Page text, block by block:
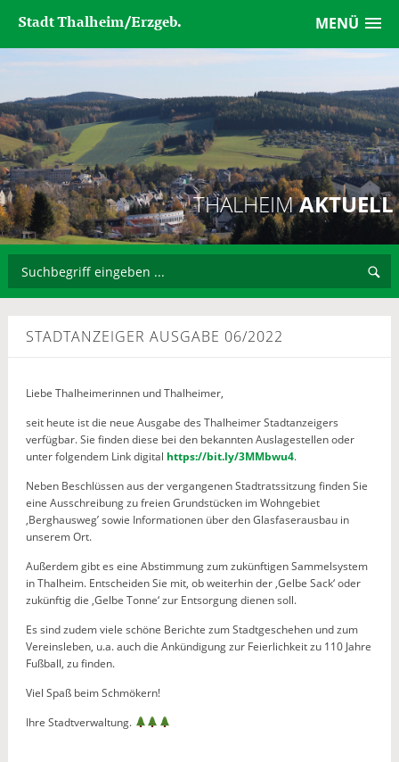
MENÜ
Stadt Thalheim/Erzgeb.
THALHEIMAKTUELL
STADTANZEIGER AUSGABE 06/2022
Liebe Thalheimerinnen und Thalheimer,
seit heute ist die neue Ausgabe des Thalheimer Stadtanzeigers
verfügbar. Sie finden diese bei den bekannten Auslagestellen oder
unter folgendem Link digital https://bit.ly/3MMbwu4.
Neben Beschlüssen aus der vergangenen Stadtratssitzung finden Sie
eine Ausschreibung zu freien Grundstücken im Wohngebiet
‚Berghausweg’ sowie Informationen über den Glasfaserausbau in
unserem Ort.
Außerdem gibt es eine Abstimmung zum zukünftigen Sammelsystem
in Thalheim. Entscheiden Sie mit, ob weiterhin der ‚Gelbe Sack‘ oder
zukünftig die ‚Gelbe Tonne‘ zur Entsorgung dienen soll.
Es sind zudem viele schöne Berichte zum Stadtgeschehen und zum
Vereinsleben, u.a. auch die Ankündigung zur Feierlichkeit zu 110 Jahre
Fußball, zu finden.
Viel Spaß beim Schmökern!
Ihre Stadtverwaltung.